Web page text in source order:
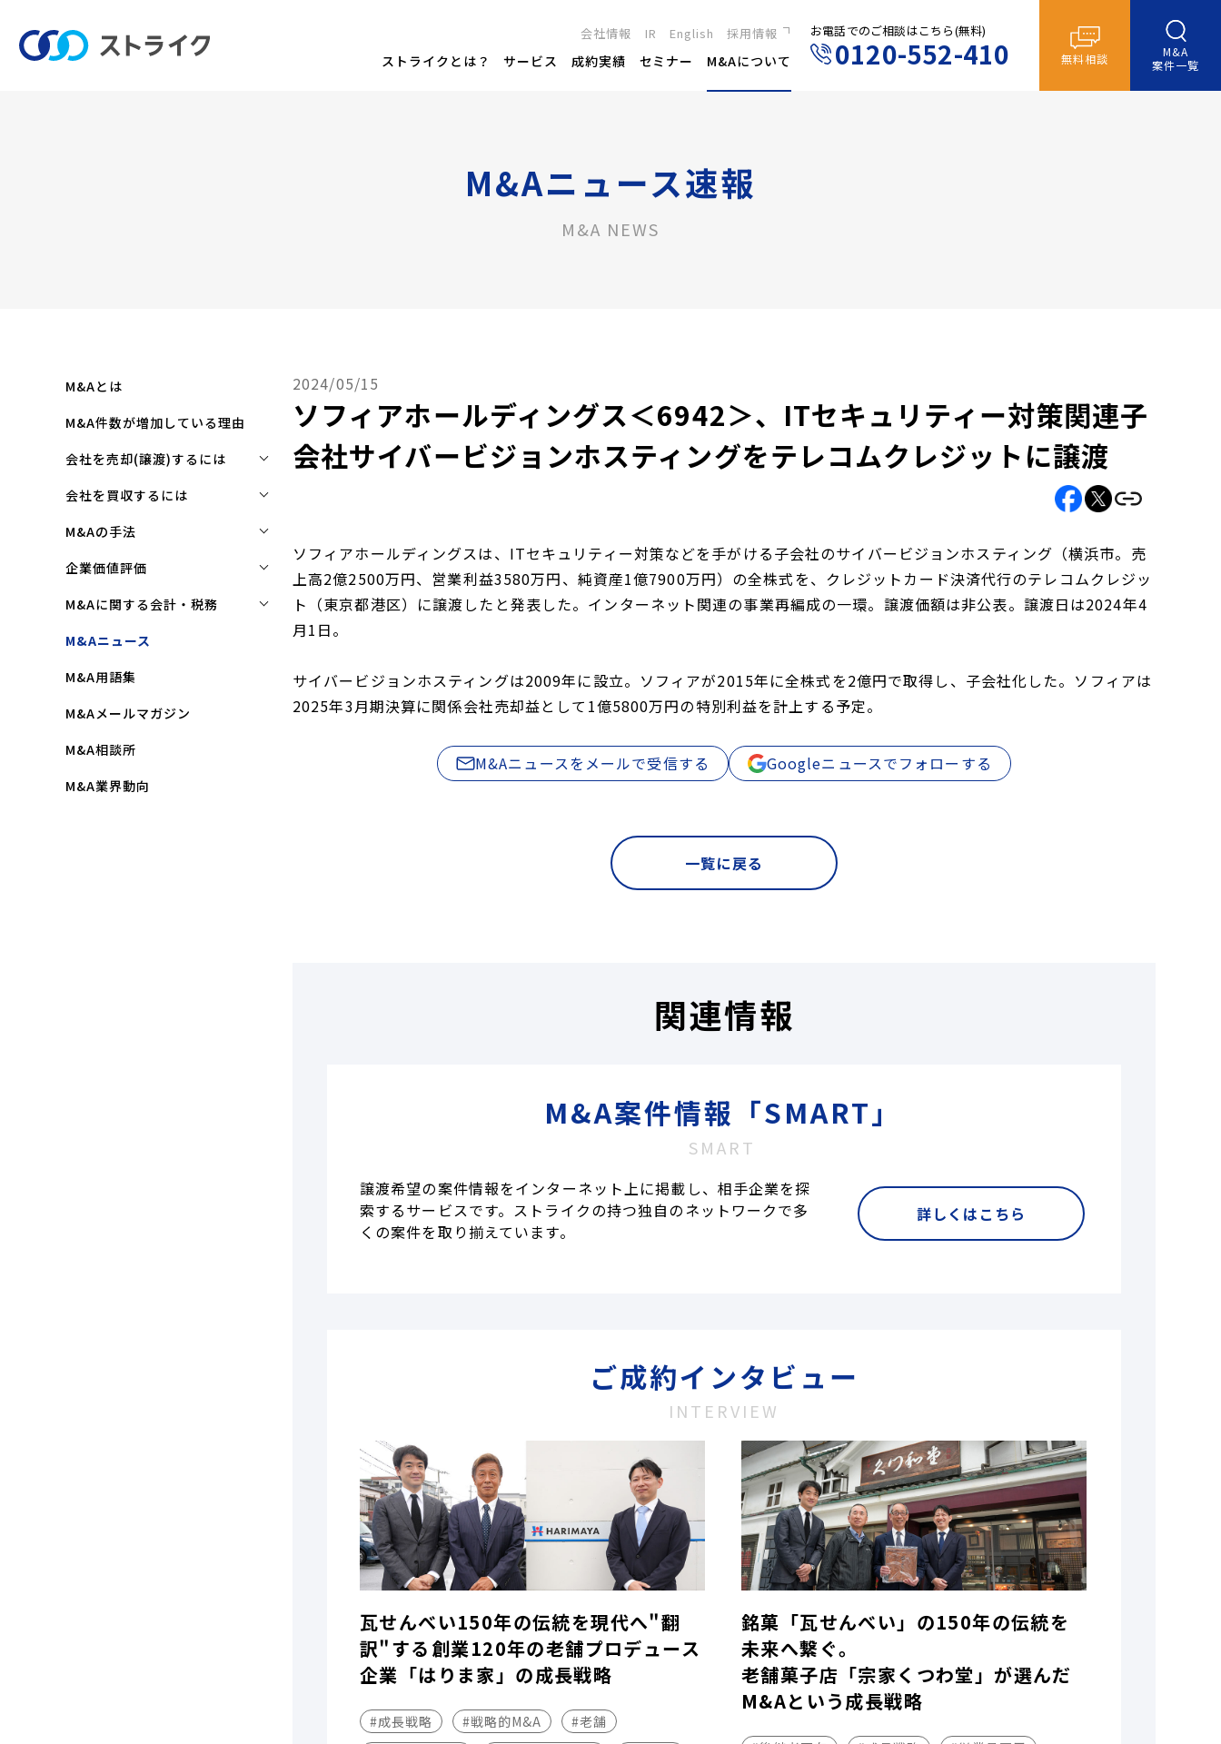
会社情報 IR English 採用情報
新卒採用
キャリア採用
ストライクとは？ サービス 成約実績 セミナー M&Aについて
お電話でのご相談はこちら(無料)
0120-552-410 無料相談
M&A
案件一覧
M&Aニュース速報
M&A NEWS
M&Aとは
M&A件数が増加している理由
会社を売却(譲渡)するには
会社を売却(譲渡)するには
M&Aで売れる会社の条件とは
M&Aで買い手はここを見る
会社を買収するには
会社を買収するには
企業買収を成功させるポイント
買収監査(デューディリジェン
ス)とは
クロージングと引継ぎ
企業買収の流れと手順
M&Aの手法
株式譲渡
第三者割当増資
資本業務提携
企業価値評価
企業価値評価(バリュエーショ
企業評価と売買価格の違い
中小企業M&Aにおける企業価値
ン)の算定方法
純資産法(コストアプローチ)
M&Aに関する会計・税務
株式譲渡にかかる税金(個人・
事業譲渡にかかる税金(個人・
法人)
M&Aにおける節税(役職退職金
スキーム)
赤字・債務超過会社の買収制限
M&Aニュース
M&A用語集
M&Aメールマガジン
M&A相談所
M&A業界動向
2024/05/15
ソフィアホールディングス＜6942＞、ITセキュリティー対策関連子
会社サイバービジョンホスティングをテレコムクレジットに譲渡
ソフィアホールディングスは、ITセキュリティー対策などを手がける子会社のサイバービジョンホスティング（横浜市。売
上高2億2500万円、営業利益3580万円、純資産1億7900万円）の全株式を、クレジットカード決済代行のテレコムクレジッ
ト（東京都港区）に譲渡したと発表した。インターネット関連の事業再編成の一環。譲渡価額は非公表。譲渡日は2024年4
月1日。
サイバービジョンホスティングは2009年に設立。ソフィアが2015年に全株式を2億円で取得し、子会社化した。ソフィアは
2025年3月期決算に関係会社売却益として1億5800万円の特別利益を計上する予定。
M&Aニュースをメールで受信する Googleニュースでフォローする
一覧に戻る
関連情報
M&A案件情報「SMART」
SMART
譲渡希望の案件情報をインターネット上に掲載し、相手企業を探
索するサービスです。ストライクの持つ独自のネットワークで多
くの案件を取り揃えています。
詳しくはこちら
ご成約インタビュー
INTERVIEW
瓦せんべい150年の伝統を現代へ"翻
訳"する――創業120年の老舗プロデュース
企業「はりま家」の成長戦略
#成長戦略 #戦略的M&A
#老舗
銘菓「瓦せんべい」の150年の伝統を
未来へ繋ぐ。
老舗菓子店「宗家くつわ堂」が選んだ
M&Aという成長戦略